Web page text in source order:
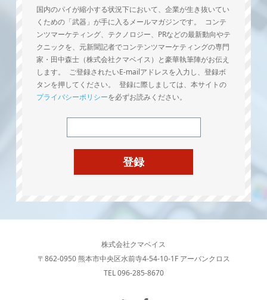
国内のパイが縮小する状況下において、企業が生き抜いてい
くための「武器」が手に入るメールマガジンです。 コンテ
ンツマーケティング、テクノロジー、PRなどの最新動向やテ
クニックを、元新聞記者でコンテンツマーケティングの専門
家・田中森士（株式会社クマベイス）と豪華執筆陣がお伝え
します。 ご登録されたいE-mailアドレスを入力し、登録ボ
タンを押してください。 登録に際しましては、本サイトの
プライバシーポリシーを必ずお読みください。
株式会社クマベイス
〒862-0950 熊本市中央区水前寺4-54-10-1F アーバンクロス
TEL 096-285-8670